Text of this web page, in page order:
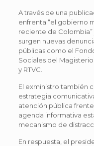
A través de una
enfrenta “el gobierno
reciente de
surgen nuevas
públicas como el
Sociales del
y RTVC.
El exministro también
estrategia
atención pública
agenda informativa
mecanismo de
En respuesta, el